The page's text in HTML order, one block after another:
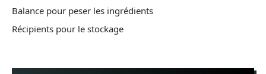
Balance pour peser les ingrédients
Récipients pour le stockage